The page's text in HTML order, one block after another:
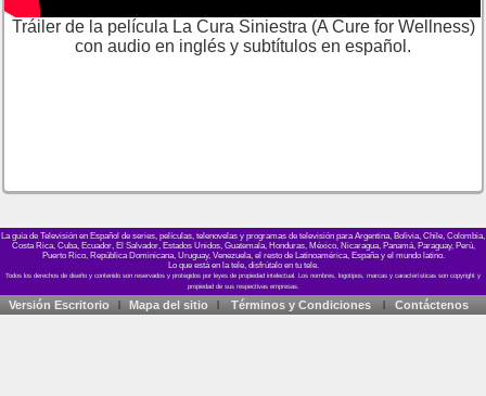
Tráiler de la película La Cura Siniestra (A Cure for Wellness)
con audio en inglés y subtítulos en español.
La guía de Televisión en Español de series, películas, telenovelas y programas de televisión para Argentina, Bolivia, Chile, Colombia,
Costa Rica, Cuba, Ecuador, El Salvador, Estados Unidos, Guatemala, Honduras, México, Nicaragua, Panamá, Paraguay, Perú,
Puerto Rico, República Dominicana, Uruguay, Venezuela, el resto de Latinoamérica, España y el mundo latino.
Lo que está en la tele, disfrútalo en tu tele.
Versión Escritorio Mapa del sitio Términos y Condiciones Contáctenos